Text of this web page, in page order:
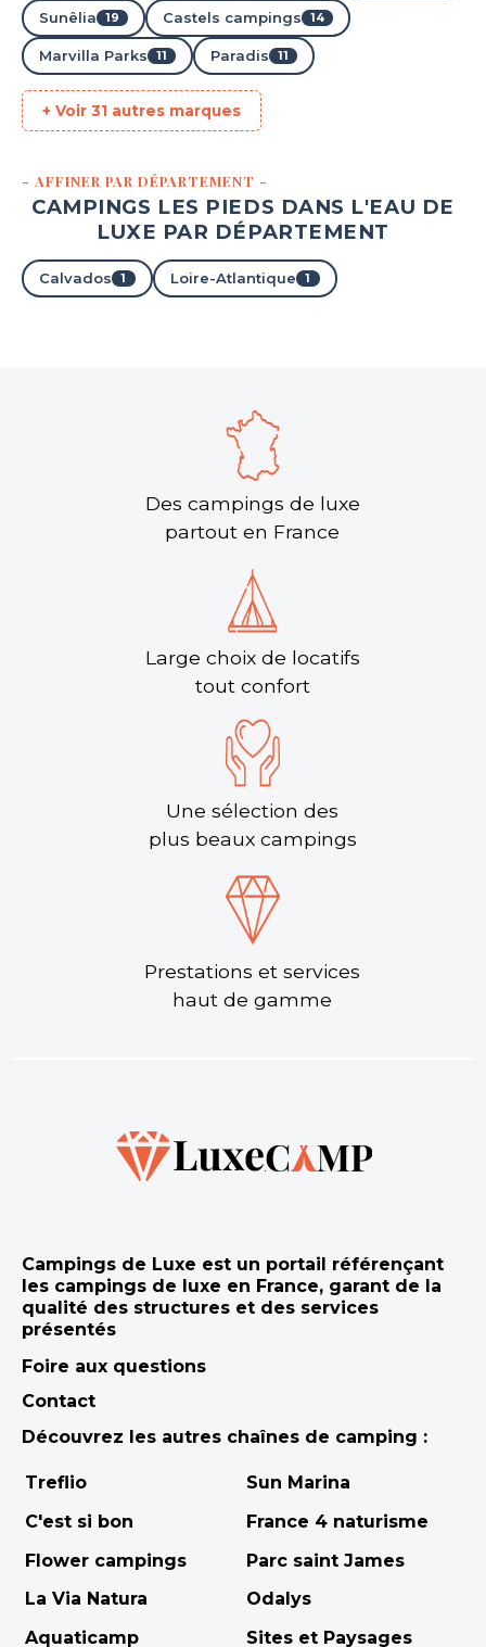
Sunêlia 19 Castels campings 14
Marvilla Parks 11 Paradis 11
+ Voir 31 autres marques
- AFFINER PAR DÉPARTEMENT -
CAMPINGS LES PIEDS DANS L'EAU DE
LUXE PAR DÉPARTEMENT
Calvados 1 Loire-Atlantique 1
Des campings de luxe
partout en France
Large choix de locatifs
tout confort
Une sélection des
plus beaux campings
Prestations et services
haut de gamme
Campings de Luxe est un portail référençant
les campings de luxe en France, garant de la
qualité des structures et des services
présentés
Foire aux questions
Contact
Découvrez les autres chaînes de camping :
Treflio
Sun Marina
C'est si bon
France 4 naturisme
Flower campings
Parc saint James
La Via Natura
Odalys
Aquaticamp
Sites et Paysages